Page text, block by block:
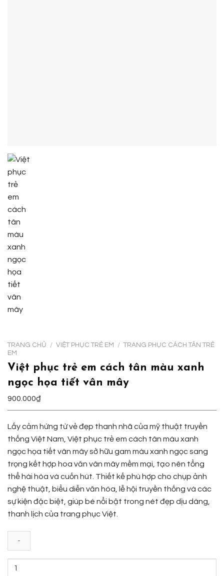
TRANG CHỦ / VIỆT PHỤC TRẺ EM / TRANG PHỤC CÁCH TÂN TRẺ
EM
Việt phục trẻ em cách tân màu xanh
ngọc họa tiết vân mây
900.000₫
Lấy cảm hứng từ vẻ đẹp thanh nhã của mỹ thuật truyền
thống Việt Nam, Việt phục trẻ em cách tân màu xanh
ngọc họa tiết vân mây sở hữu gam màu xanh ngọc sang
trọng kết hợp hoa văn vân mây mềm mại, tạo nên tổng
thể hài hòa và cuốn hút. Thiết kế phù hợp cho chụp ảnh
nghệ thuật, biểu diễn văn hóa, lễ hội truyền thống và các
sự kiện đặc biệt, giúp bé nổi bật trong nét đẹp dịu dàng,
thanh lịch của trang phục Việt.
Việt